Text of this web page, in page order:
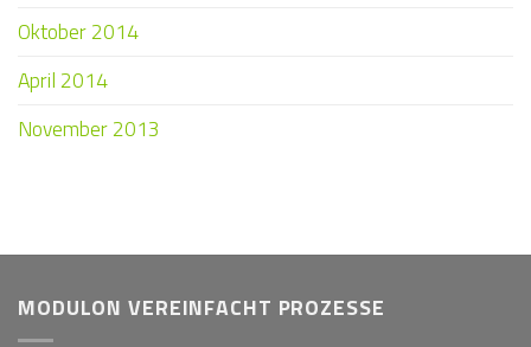
Oktober 2014
April 2014
November 2013
MODULON VEREINFACHT PROZESSE